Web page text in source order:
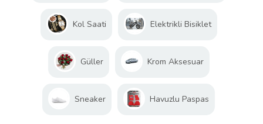
Kol Saati Elektrikli Bisiklet
Güller Krom Aksesuar
Sneaker Havuzlu Paspas